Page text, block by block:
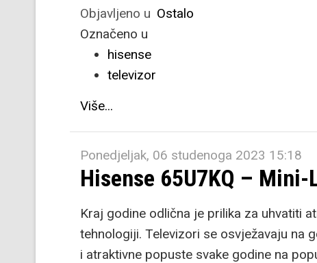
Objavljeno u Ostalo
Označeno u
hisense
televizor
Više...
Ponedjeljak, 06 studenoga 2023 15:18
Hisense 65U7KQ – Mini-
Kraj godine odlična je prilika za uhvatiti
tehnologiji. Televizori se osvježavaju na
i atraktivne popuste svake godine na